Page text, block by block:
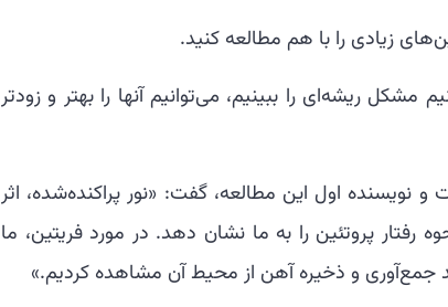
زیادی را با هم مطالعه کنید.
مشکل ریشه‌ای را ببینیم، می‌توانیم آنها را بهتر و زودتر
و نویسنده اول این مطالعه، گفت: «نور پراکنده‌شده، اثر
رفتار پروتئین را به ما نشان دهد. در مورد فریتین، ما
جمع‌آوری و ذخیره آهن از محیط آن مشاهده کردیم.»